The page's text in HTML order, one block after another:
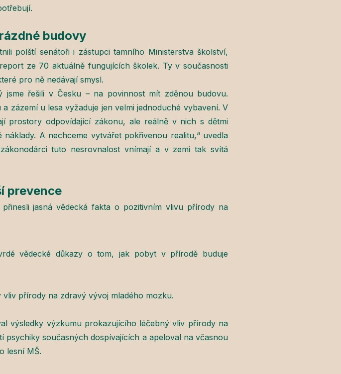
budovy
polští senátoři i zástupci tamního Ministerstva školství,
ze 70 aktuálně fungujících školek. Ty v současnosti
pro ně nedávají smysl.
řešili v Česku – na povinnost mít zděnou budovu.
zázemí u lesa vyžaduje jen velmi jednoduché vybavení. V
prostory odpovídající zákonu, ale reálně v nich s dětmi
A nechceme vytvářet pokřivenou realitu,“ uvedla
tuto nesrovnalost vnímají a v zemi tak svítá
prevence
jasná vědecká fakta o pozitivním vlivu přírody na
vědecké důkazy o tom, jak pobyt v přírodě buduje
vliv přírody na zdravý vývoj mladého mozku.
výsledky výzkumu prokazujícího léčebný vliv přírody na
psychiky současných dospívajících a apeloval na včasnou
lesní MŠ.